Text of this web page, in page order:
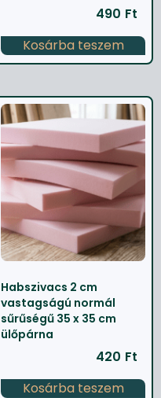
490 Ft
Kosárba teszem
Habszivacs 2 cm
vastagságú normál
sűrűségű 35 x 35 cm
ülőpárna
420 Ft
Kosárba teszem